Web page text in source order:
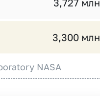
3,727
3,300
NASA